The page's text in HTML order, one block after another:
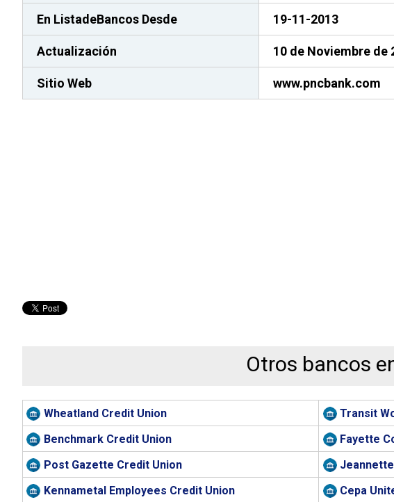
En ListadeBancos Desde 19-11-2013
Actualización 10 de Noviembre de
Sitio Web www.pncbank.com
Otros bancos
Wheatland Credit Union Transit
Benchmark Credit Union
Fayette
Post Gazette Credit Union
Kennametal Employees Credit Union
Cepa